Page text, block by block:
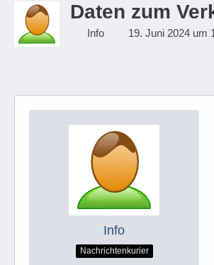
Daten zum
Info 19. Juni 2024 um
Info
Nachrichtenkurier